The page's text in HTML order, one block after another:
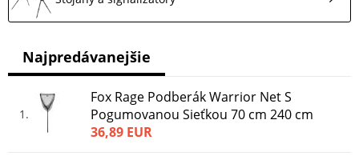
1
Fox Rage Podberák Warrior Net S
Pogumovanou Sieťkou 70 cm 240 cm
36,89 EUR
Najpredávanejšie